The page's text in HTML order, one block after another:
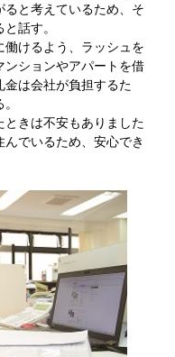
と考えているため、そ
話す。
けるよう、ラッシュを
ションやアパートを借
金は会社が負担するた
きは不安もありました
でいるため、安心でき